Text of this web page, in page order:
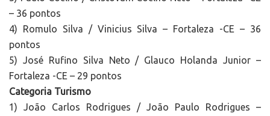
– 36 pontos
4) Romulo Silva / Vinicius Silva – Fortaleza -CE – 36
pontos
5) José Rufino Silva Neto / Glauco Holanda Junior –
Fortaleza -CE – 29 pontos
Categoria Turismo
1) João Carlos Rodrigues / João Paulo Rodrigues –